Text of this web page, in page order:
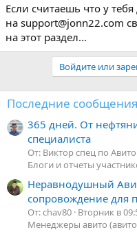
Если считаешь что у
на support@jonn22.com
на этот раздел...
Войдите или
Последние сообщения
365 дней. От
специалиста
От: Виктор спец по Авито
Блоги и отчеты
Неравнодушный
сопровождение для
От: chav80 Вторник в
Менеджеры авито